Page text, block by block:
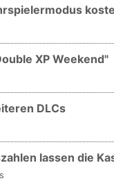
XP Weekend"
DLCs
lassen die